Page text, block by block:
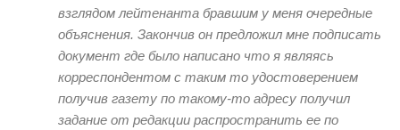
взглядом лейтенанта бравшим у меня очередные
объяснения. Закончив он предложил мне подписать
документ где было написано что я являясь
корреспондентом с таким то удостоверением
получив газету по такому-то адресу получил
задание от редакции распространить ее по